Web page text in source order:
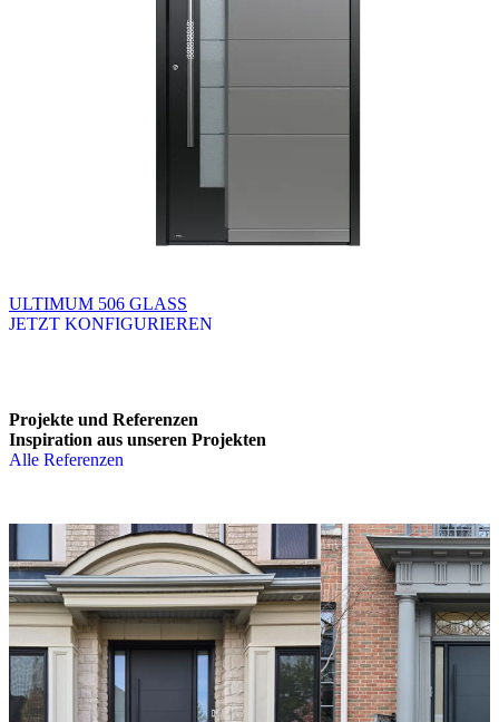
ULTIMUM 506 GLASS
JETZT KONFIGURIEREN
Projekte und Referenzen
Inspiration aus unseren Projekten
Alle Referenzen